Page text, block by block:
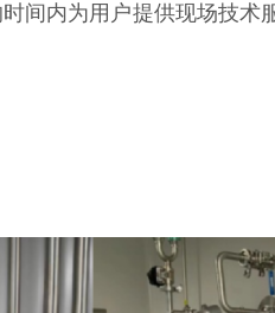
间内为用户提供现场技术